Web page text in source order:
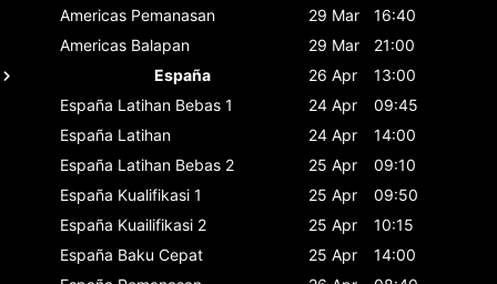
Americas Pemanasan 29 Mar
16:40
Americas Balapan 29 Mar
21:00
España
26 Apr
13:00
España Latihan Bebas 1 24 Apr
09:45
España Latihan 24 Apr
14:00
España Latihan Bebas 2 25 Apr
09:10
España Kualifikasi 1 25 Apr
09:50
España Kuailifikasi 2 25 Apr
10:15
España Baku Cepat 25 Apr
14:00